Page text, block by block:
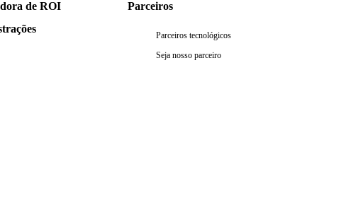
de ROI
Parceiros
Parceiros tecnológicos
Seja nosso parceiro